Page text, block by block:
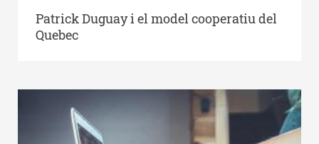
Patrick Duguay i el model cooperatiu del
Quebec